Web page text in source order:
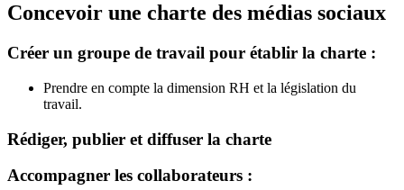
Concevoir une charte des médias sociaux
Créer un groupe de travail pour établir la charte :
Prendre en compte la dimension RH et la législation du
travail.
Rédiger, publier et diffuser la charte
Accompagner les collaborateurs :